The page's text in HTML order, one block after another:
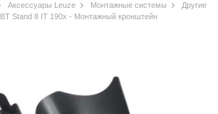
Аксессуары Leuze Монтажные системы
Другие
BT Stand 8 IT 190x - Монтажный кронштейн